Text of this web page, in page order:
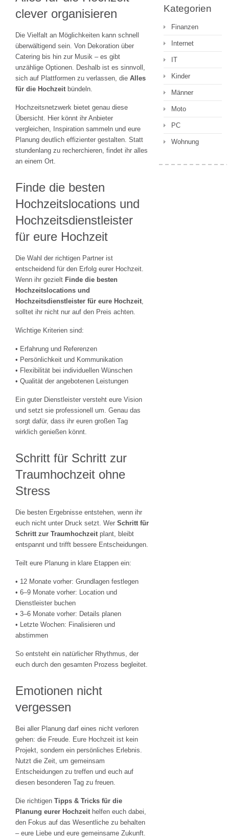
clever organisieren
Die Vielfalt an Möglichkeiten kann schnell
überwältigend sein. Von Dekoration über
Catering bis hin zur Musik – es gibt
unzählige Optionen. Deshalb ist es sinnvoll,
sich auf Plattformen zu verlassen, die Alles
für die Hochzeitbündeln.
Hochzeitsnetzwerk bietet genau diese
Übersicht. Hier könnt ihr Anbieter
vergleichen, Inspiration sammeln und eure
Planung deutlich effizienter gestalten. Statt
stundenlang zu recherchieren, findet ihr alles
an einem Ort.
Finde die besten
Hochzeitslocations und
Hochzeitsdienstleister
für eure Hochzeit
Die Wahl der richtigen Partner ist
entscheidend für den Erfolg eurer Hochzeit.
Wenn ihr gezielt Finde die besten
Hochzeitslocations und
Hochzeitsdienstleister für eure Hochzeit,
solltet ihr nicht nur auf den Preis achten.
Wichtige Kriterien sind:
• Erfahrung und Referenzen
• Persönlichkeit und Kommunikation
• Flexibilität bei individuellen Wünschen
• Qualität der angebotenen Leistungen
Ein guter Dienstleister versteht eure Vision
und setzt sie professionell um. Genau das
sorgt dafür, dass ihr euren großen Tag
wirklich genießen könnt.
Schritt für Schritt zur
Traumhochzeit ohne
Stress
Die besten Ergebnisse entstehen, wenn ihr
euch nicht unter Druck setzt. Wer Schritt für
Schritt zur Traumhochzeitplant, bleibt
entspannt und trifft bessere Entscheidungen.
Teilt eure Planung in klare Etappen ein:
• 12 Monate vorher: Grundlagen festlegen
• 6–9 Monate vorher: Location und
Dienstleister buchen
• 3–6 Monate vorher: Details planen
• Letzte Wochen: Finalisieren und
abstimmen
So entsteht ein natürlicher Rhythmus, der
euch durch den gesamten Prozess begleitet.
Emotionen nicht
vergessen
Bei aller Planung darf eines nicht verloren
gehen: die Freude. Eure Hochzeit ist kein
Projekt, sondern ein persönliches Erlebnis.
Nutzt die Zeit, um gemeinsam
Entscheidungen zu treffen und euch auf
diesen besonderen Tag zu freuen.
Die richtigen Tipps & Tricks für die
Planung eurer Hochzeithelfen euch dabei,
den Fokus auf das Wesentliche zu behalten
– eure Liebe und eure gemeinsame Zukunft.
Kategorien
Finanzen
Internet
IT
Kinder
Männer
Moto
PC
Wohnung